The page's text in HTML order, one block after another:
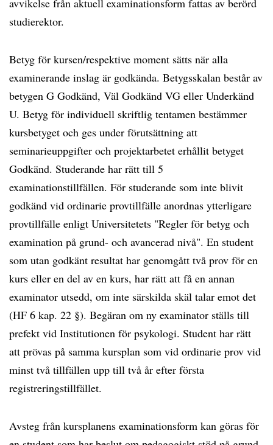
avvikelse från aktuell examinationsform fattas av berörd
studierektor.
Betyg för kursen/respektive moment sätts när alla
examinerande inslag är godkända. Betygsskalan består av
betygen G Godkänd, Väl Godkänd VG eller Underkänd
U. Betyg för individuell skriftlig tentamen bestämmer
kursbetyget och ges under förutsättning att
seminarieuppgifter och projektarbetet erhållit betyget
Godkänd. Studerande har rätt till 5
examinationstillfällen. För studerande som inte blivit
godkänd vid ordinarie provtillfälle anordnas ytterligare
provtillfälle enligt Universitetets "Regler för betyg och
examination på grund- och avancerad nivå". En student
som utan godkänt resultat har genomgått två prov för en
kurs eller en del av en kurs, har rätt att få en annan
examinator utsedd, om inte särskilda skäl talar emot det
(HF 6 kap. 22 §). Begäran om ny examinator ställs till
prefekt vid Institutionen för psykologi. Student har rätt
att prövas på samma kursplan som vid ordinarie prov vid
minst två tillfällen upp till två år efter första
registreringstillfället.
Avsteg från kursplanens examinationsform kan göras för